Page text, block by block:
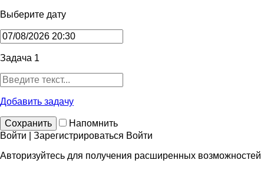
Выберите дату
Задача 1
Добавить задачу
Сохранить
Напомнить
Войти | Зарегистрироваться Войти
Авторизуйтесь для получения расширенных возможностей